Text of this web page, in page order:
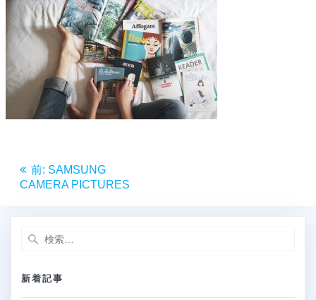
投
稿
ゲ
前: 前
の
SAMSUNG
CAMERA PICTURES
検
新着記事